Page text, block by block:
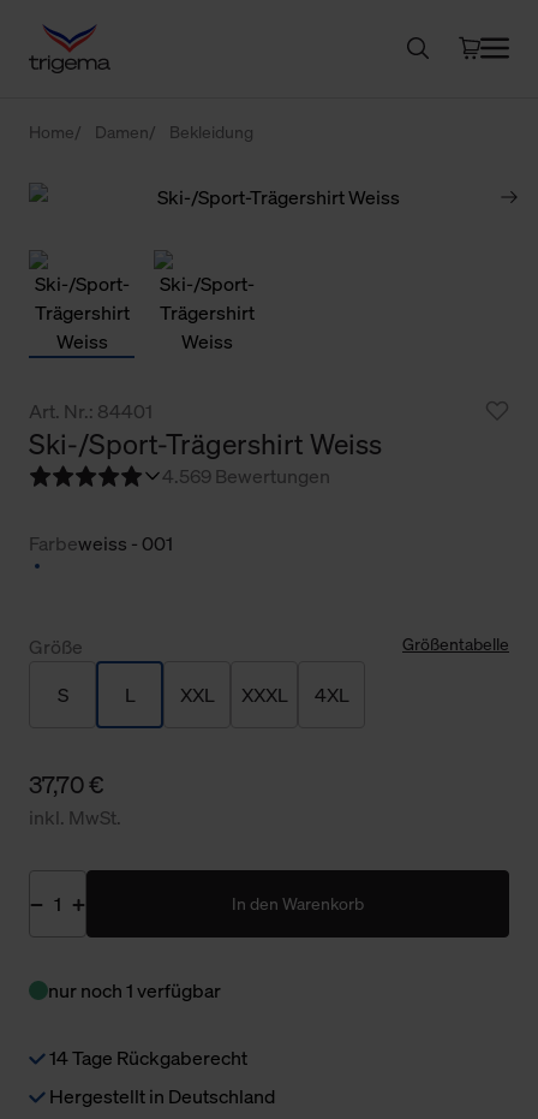
Home Damen Bekleidung
Art. Nr.: 84401
Ski-/Sport-Trägershirt Weiss
4.569 Bewertungen
Farbeweiss - 001
Größe Größentabelle
S L XXL XXXL 4XL
37,70 €
inkl. MwSt.
In den Warenkorb
nur noch 1 verfügbar
14 Tage Rückgaberecht
Hergestellt in Deutschland